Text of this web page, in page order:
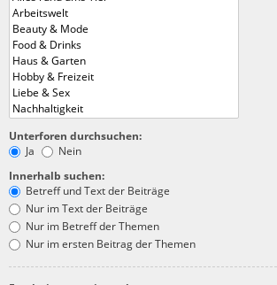
Unterforen durchsuchen:
Ja
Nein
Innerhalb suchen:
Betreff und Text der Beiträge
Nur im Text der Beiträge
Nur im Betreff der Themen
Nur im ersten Beitrag der Themen